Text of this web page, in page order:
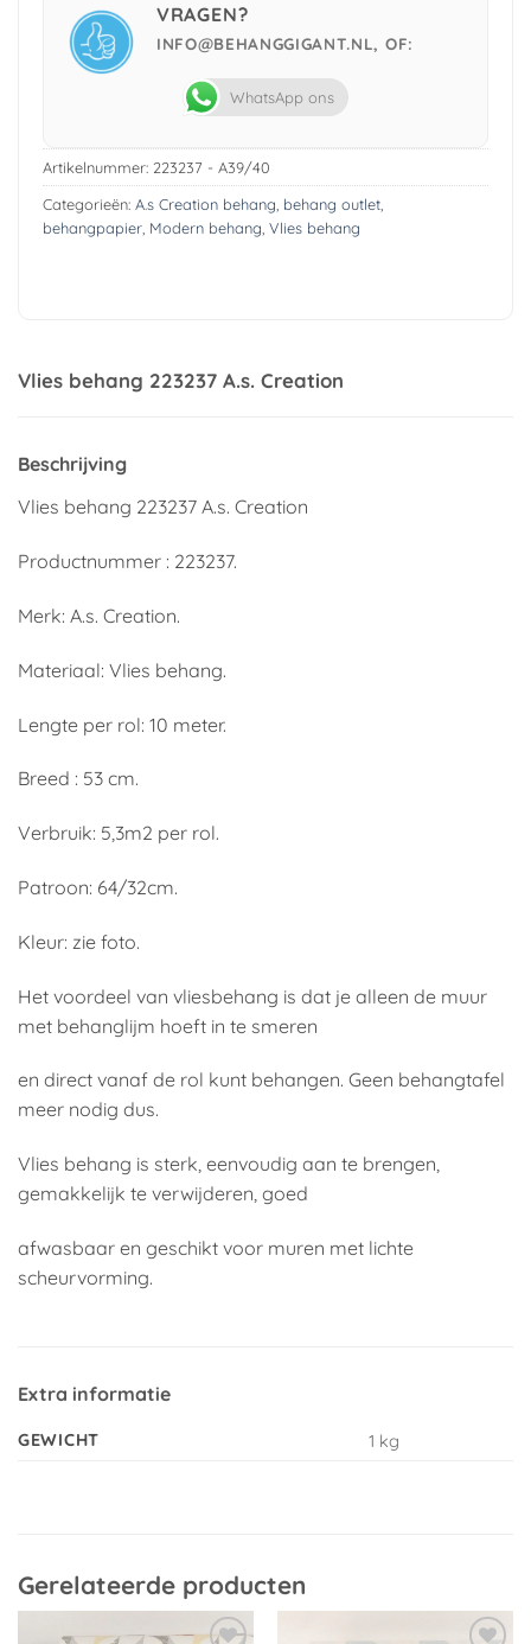
VRAGEN?
INFO@BEHANGGIGANT.NL, OF:
WhatsApp ons
Artikelnummer: 223237 - A39/40
Categorieën: A.s Creation behang behang outlet,
behangpapier, Modern behang Vlies behang
Vlies behang 223237 A.s. Creation
Beschrijving
Vlies behang 223237 A.s. Creation
Productnummer : 223237.
Merk: A.s. Creation.
Materiaal: Vlies behang.
Lengte per rol: 10 meter.
Breed : 53 cm.
Verbruik: 5,3m2 per rol.
Patroon: 64/32cm.
Kleur: zie foto.
Het voordeel van vliesbehang is dat je alleen de muur
met behanglijm hoeft in te smeren
en direct vanaf de rol kunt behangen. Geen behangtafel
meer nodig dus.
Vlies behang is sterk, eenvoudig aan te brengen,
gemakkelijk te verwijderen, goed
afwasbaar en geschikt voor muren met lichte
scheurvorming.
Extra informatie
GEWICHT 1 kg
Gerelateerde producten